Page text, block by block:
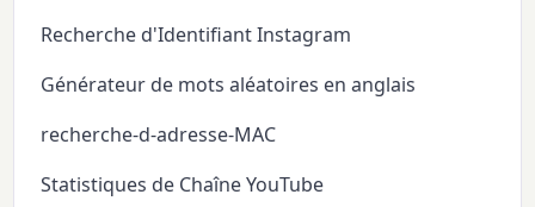
Recherche d'Identifiant Instagram
Générateur de mots aléatoires en anglais
recherche-d-adresse-MAC
Statistiques de Chaîne YouTube